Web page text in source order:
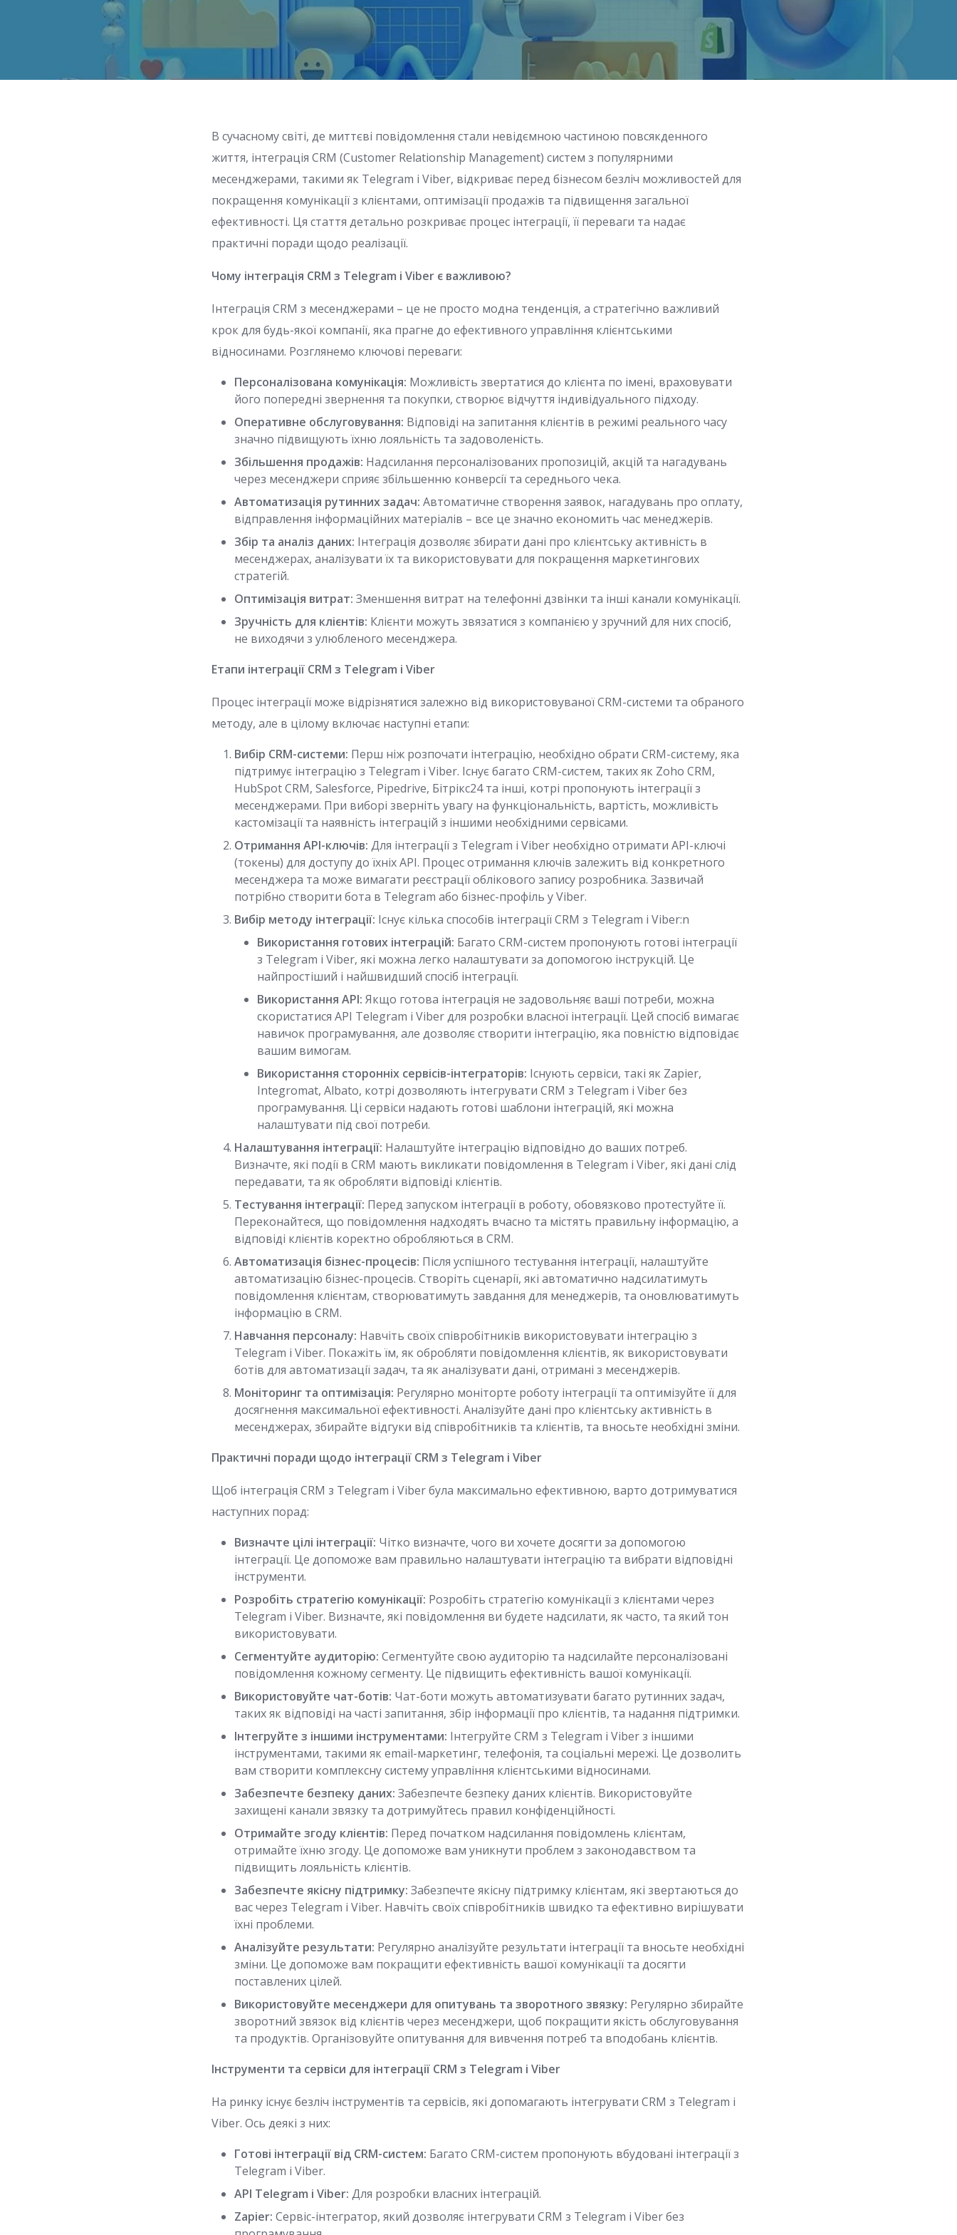
В сучасному світі, де миттєві повідомлення стали невідємною частиною повсякденного
життя, інтеграція CRM (Customer Relationship Management) систем з популярними
месенджерами, такими як Telegram і Viber, відкриває перед бізнесом безліч можливостей для
покращення комунікації з клієнтами, оптимізації продажів та підвищення загальної
ефективності. Ця стаття детально розкриває процес інтеграції, її переваги та надає
практичні поради щодо реалізації.
Чому інтеграція CRM з Telegram і Viber є важливою?
Інтеграція CRM з месенджерами – це не просто модна тенденція, а стратегічно важливий
крок для будь-якої компанії, яка прагне до ефективного управління клієнтськими
відносинами. Розглянемо ключові переваги:
Персоналізована комунікація: Можливість звертатися до клієнта по імені, враховувати
його попередні звернення та покупки, створює відчуття індивідуального підходу.
Оперативне обслуговування: Відповіді на запитання клієнтів в режимі реального часу
значно підвищують їхню лояльність та задоволеність.
Збільшення продажів: Надсилання персоналізованих пропозицій, акцій та нагадувань
через месенджери сприяє збільшенню конверсії та середнього чека.
Автоматизація рутинних задач: Автоматичне створення заявок, нагадувань про оплату,
відправлення інформаційних матеріалів – все це значно економить час менеджерів.
Збір та аналіз даних: Інтеграція дозволяє збирати дані про клієнтську активність в
месенджерах, аналізувати їх та використовувати для покращення маркетингових
стратегій.
Оптимізація витрат: Зменшення витрат на телефонні дзвінки та інші канали комунікації.
Зручність для клієнтів: Клієнти можуть звязатися з компанією у зручний для них спосіб,
не виходячи з улюбленого месенджера.
Етапи інтеграції CRM з Telegram і Viber
Процес інтеграції може відрізнятися залежно від використовуваної CRM-системи та обраного
методу, але в цілому включає наступні етапи:
Вибір CRM-системи: Перш ніж розпочати інтеграцію, необхідно обрати CRM-систему, яка
підтримує інтеграцію з Telegram і Viber. Існує багато CRM-систем, таких як Zoho CRM,
HubSpot CRM, Salesforce, Pipedrive, Бітрікс24 та інші, котрі пропонують інтеграції з
месенджерами. При виборі зверніть увагу на функціональність, вартість, можливість
кастомізації та наявність інтеграцій з іншими необхідними сервісами.
Отримання API-ключів: Для інтеграції з Telegram і Viber необхідно отримати API-ключі
(токены) для доступу до їхніх API. Процес отримання ключів залежить від конкретного
месенджера та може вимагати реєстрації облікового запису розробника. Зазвичай
потрібно створити бота в Telegram або бізнес-профіль у Viber.
Вибір методу інтеграції: Існує кілька способів інтеграції CRM з Telegram і Viber:n
Використання готових інтеграцій: Багато CRM-систем пропонують готові інтеграції
з Telegram і Viber, які можна легко налаштувати за допомогою інструкцій. Це
найпростіший і найшвидший спосіб інтеграції.
Використання API: Якщо готова інтеграція не задовольняє ваші потреби, можна
скористатися API Telegram і Viber для розробки власної інтеграції. Цей спосіб вимагає
навичок програмування, але дозволяє створити інтеграцію, яка повністю відповідає
вашим вимогам.
Використання сторонніх сервісів-інтеграторів: Існують сервіси, такі як Zapier,
Integromat, Albato, котрі дозволяють інтегрувати CRM з Telegram і Viber без
програмування. Ці сервіси надають готові шаблони інтеграцій, які можна
налаштувати під свої потреби.
Налаштування інтеграції: Налаштуйте інтеграцію відповідно до ваших потреб.
Визначте, які події в CRM мають викликати повідомлення в Telegram і Viber, які дані слід
передавати, та як обробляти відповіді клієнтів.
Тестування інтеграції: Перед запуском інтеграції в роботу, обовязково протестуйте її.
Переконайтеся, що повідомлення надходять вчасно та містять правильну інформацію, а
відповіді клієнтів коректно обробляються в CRM.
Автоматизація бізнес-процесів: Після успішного тестування інтеграції, налаштуйте
автоматизацію бізнес-процесів. Створіть сценарії, які автоматично надсилатимуть
повідомлення клієнтам, створюватимуть завдання для менеджерів, та оновлюватимуть
інформацію в CRM.
Навчання персоналу: Навчіть своїх співробітників використовувати інтеграцію з
Telegram і Viber. Покажіть їм, як обробляти повідомлення клієнтів, як використовувати
ботів для автоматизації задач, та як аналізувати дані, отримані з месенджерів.
Моніторинг та оптимізація: Регулярно моніторте роботу інтеграції та оптимізуйте її для
досягнення максимальної ефективності. Аналізуйте дані про клієнтську активність в
месенджерах, збирайте відгуки від співробітників та клієнтів, та вносьте необхідні зміни.
Практичні поради щодо інтеграції CRM з Telegram і Viber
Щоб інтеграція CRM з Telegram і Viber була максимально ефективною, варто дотримуватися
наступних порад:
Визначте цілі інтеграції: Чітко визначте, чого ви хочете досягти за допомогою
інтеграції. Це допоможе вам правильно налаштувати інтеграцію та вибрати відповідні
інструменти.
Розробіть стратегію комунікації: Розробіть стратегію комунікації з клієнтами через
Telegram і Viber. Визначте, які повідомлення ви будете надсилати, як часто, та який тон
використовувати.
Сегментуйте аудиторію: Сегментуйте свою аудиторію та надсилайте персоналізовані
повідомлення кожному сегменту. Це підвищить ефективність вашої комунікації.
Використовуйте чат-ботів: Чат-боти можуть автоматизувати багато рутинних задач,
таких як відповіді на часті запитання, збір інформації про клієнтів, та надання підтримки.
Інтегруйте з іншими інструментами: Інтегруйте CRM з Telegram і Viber з іншими
інструментами, такими як email-маркетинг, телефонія, та соціальні мережі. Це дозволить
вам створити комплексну систему управління клієнтськими відносинами.
Забезпечте безпеку даних: Забезпечте безпеку даних клієнтів. Використовуйте
захищені канали звязку та дотримуйтесь правил конфіденційності.
Отримайте згоду клієнтів: Перед початком надсилання повідомлень клієнтам,
отримайте їхню згоду. Це допоможе вам уникнути проблем з законодавством та
підвищить лояльність клієнтів.
Забезпечте якісну підтримку: Забезпечте якісну підтримку клієнтам, які звертаються до
вас через Telegram і Viber. Навчіть своїх співробітників швидко та ефективно вирішувати
їхні проблеми.
Аналізуйте результати: Регулярно аналізуйте результати інтеграції та вносьте необхідні
зміни. Це допоможе вам покращити ефективність вашої комунікації та досягти
поставлених цілей.
Використовуйте месенджери для опитувань та зворотного звязку: Регулярно збирайте
зворотний звязок від клієнтів через месенджери, щоб покращити якість обслуговування
та продуктів. Організовуйте опитування для вивчення потреб та вподобань клієнтів.
Інструменти та сервіси для інтеграції CRM з Telegram і Viber
На ринку існує безліч інструментів та сервісів, які допомагають інтегрувати CRM з Telegram і
Viber. Ось деякі з них:
Готові інтеграції від CRM-систем: Багато CRM-систем пропонують вбудовані інтеграції з
Telegram і Viber.
API Telegram і Viber: Для розробки власних інтеграцій.
Zapier: Сервіс-інтегратор, який дозволяє інтегрувати CRM з Telegram і Viber без